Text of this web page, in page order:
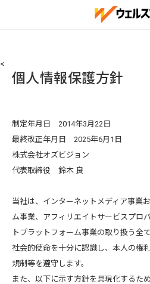
<
個人情報保護方針
制定年月日 2014年3月22日
最終改正年月日 2025年6月1日
株式会社オズビジョン
代表取締役 鈴木 良
当社は、インターネットメディア事業
ム事業、アフィリエイトサービスプロ
トプラットフォーム事業の取り扱う全
社会的使命を十分に認識し、本人の権
規制等を遵守します。
また、以下に示す方針を具現化するた